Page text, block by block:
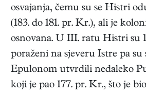
osvajanja, čemu su se Histri
(183. do 181. pr. Kr.), ali je
osnovana. U III. ratu Histri su
poraženi na sjeveru Istre pa su
Epulonom utvrdili nedaleko
koji je pao 177. pr. Kr., što je